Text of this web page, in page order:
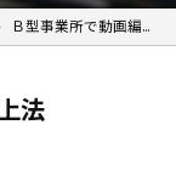
Ｂ型事業所で動画編集スキル向上法
法